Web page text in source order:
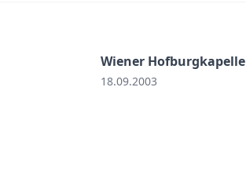
Wiener Hofburgkapelle
18.09.2003